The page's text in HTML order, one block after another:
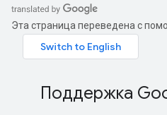
Эта страница переведена с
Поддержка